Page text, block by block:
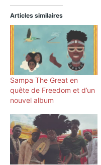
Articles similaires
Sampa The Great en
quête de Freedom et d’un
nouvel album